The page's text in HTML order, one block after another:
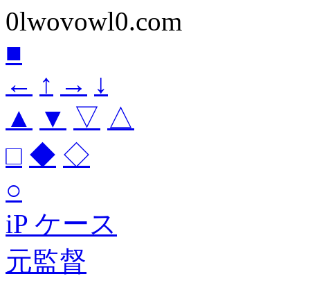
0lwovowl0.com
■
← ↑ → ↓
▲
▼ ▽ △
□ ◆ ◇
○
iP ケース
元監督